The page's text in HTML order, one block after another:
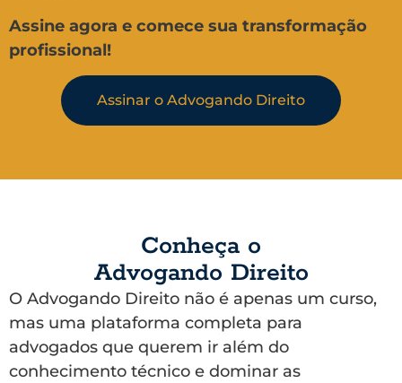
Assine agora e comece sua transformação
profissional!
Assinar o Advogando Direito
Conheça o
Advogando Direito
O Advogando Direito não é apenas um curso,
mas uma plataforma completa para
advogados que querem ir além do
conhecimento técnico e dominar as